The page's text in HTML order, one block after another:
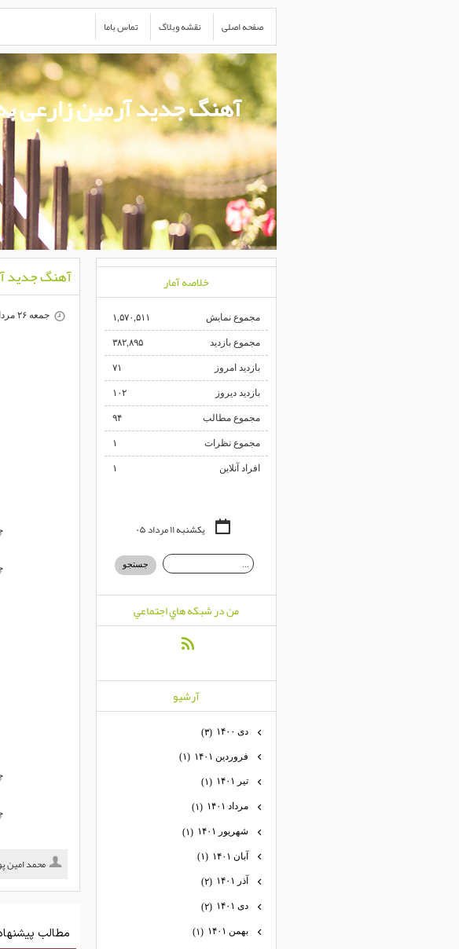
صفحه اصلی نقشه وبلاگ تماس باما
آهنگ جدید آرمین زارعی
آهنگ جدید
جمعه ۲۶ مرداد ۰۳ ۰۹:۲۵
محمد امین
خلاصه آمار
مجموع نمایش‌ ۱,۵۷۰,۵۱۱
مجموع بازدید ۳۸۲,۸۹۵
بازدید امروز ۷۱
بازدید دیروز ۱۰۲
مجموع مطالب ۹۴
مجموع نظرات ۱
افراد آنلاین ۱
یکشنبه ۱۱ مرداد ۰۵
من در شبكه هاي اجتماعي
آرشيو
دی ۱۴۰۰ (۳)
فروردین ۱۴۰۱ (۱)
تیر ۱۴۰۱ (۱)
مرداد ۱۴۰۱ (۱)
شهریور ۱۴۰۱ (۱)
آبان ۱۴۰۱ (۱)
آذر ۱۴۰۱ (۲)
دی ۱۴۰۱ (۲)
بهمن ۱۴۰۱ (۱)